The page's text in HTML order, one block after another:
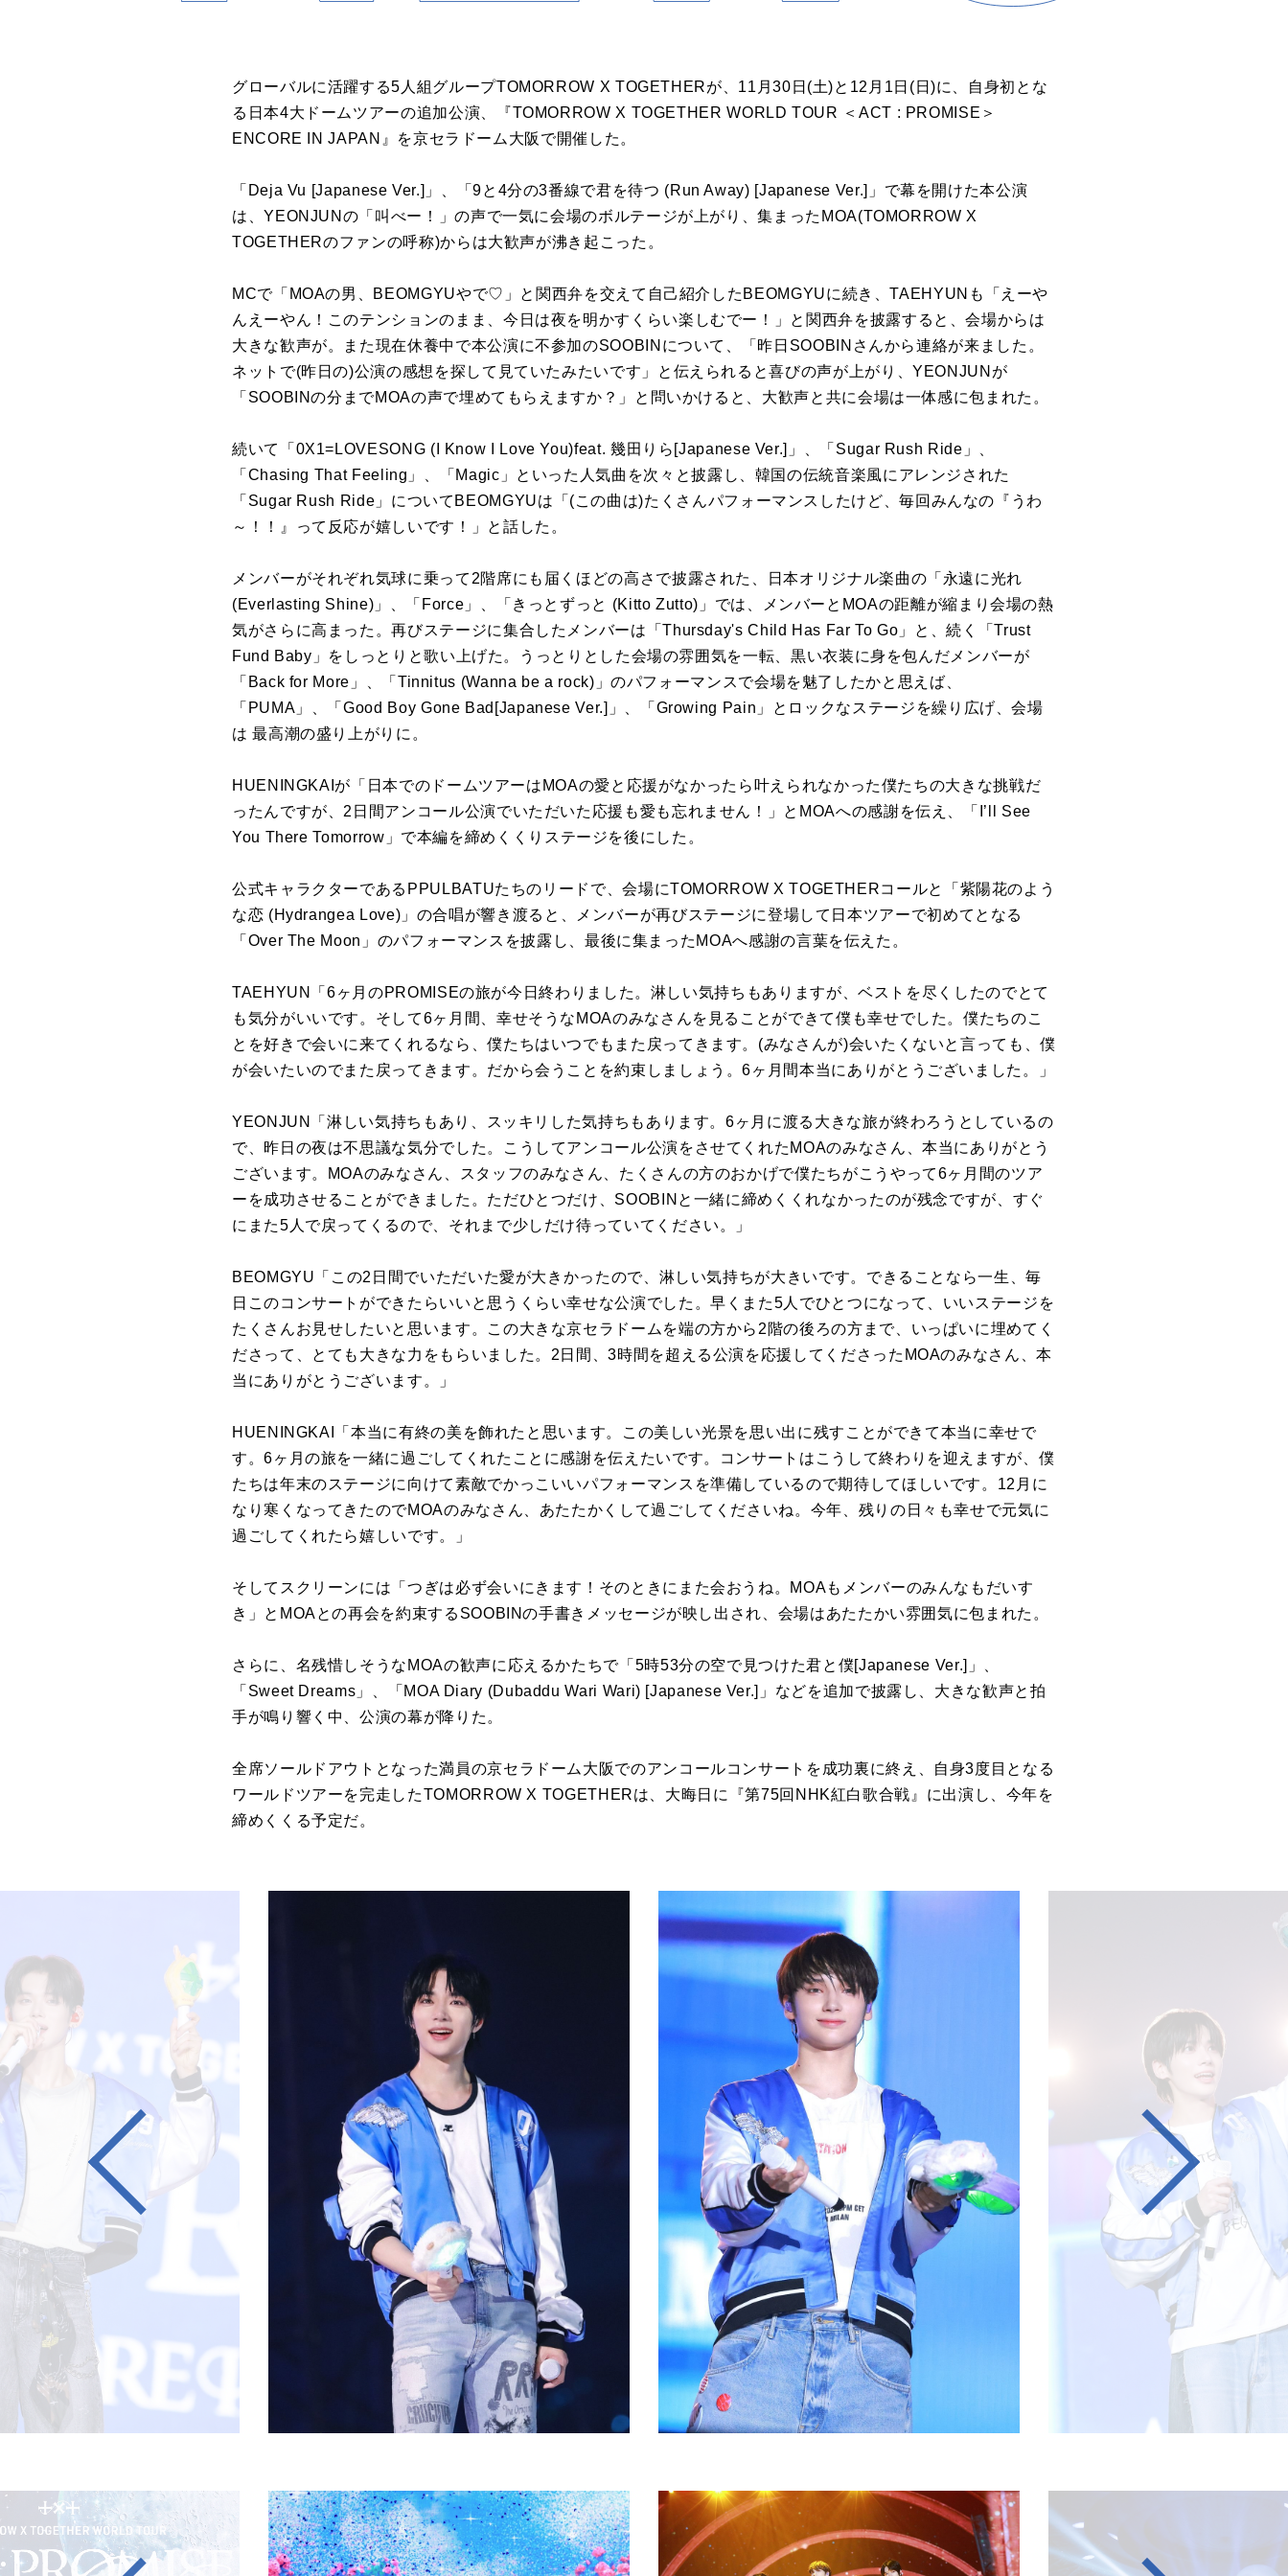
グローバルに活躍する5人組グループTOMORROW X TOGETHERが、11月30日(土)と12月1日(日)に、自身初とな
る日本4大ドームツアーの追加公演、『TOMORROW X TOGETHER WORLD TOUR ＜ACT : PROMISE＞
ENCORE IN JAPAN』を京セラドーム大阪で開催した。
「Deja Vu [Japanese Ver.]」、「9と4分の3番線で君を待つ (Run Away) [Japanese Ver.]」で幕を開けた本公演
は、YEONJUNの「叫べー！」の声で一気に会場のボルテージが上がり、集まったMOA(TOMORROW X
TOGETHERのファンの呼称)からは大歓声が沸き起こった。
MCで「MOAの男、BEOMGYUやで♡」と関西弁を交えて自己紹介したBEOMGYUに続き、TAEHYUNも「えーや
んえーやん！このテンションのまま、今日は夜を明かすくらい楽しむでー！」と関西弁を披露すると、会場からは
大きな歓声が。また現在休養中で本公演に不参加のSOOBINについて、「昨日SOOBINさんから連絡が来ました。
ネットで(昨日の)公演の感想を探して見ていたみたいです」と伝えられると喜びの声が上がり、YEONJUNが
「SOOBINの分までMOAの声で埋めてもらえますか？」と問いかけると、大歓声と共に会場は一体感に包まれた。
続いて「0X1=LOVESONG (I Know I Love You)feat. 幾田りら[Japanese Ver.]」、「Sugar Rush Ride」、
「Chasing That Feeling」、「Magic」といった人気曲を次々と披露し、韓国の伝統音楽風にアレンジされた
「Sugar Rush Ride」についてBEOMGYUは「(この曲は)たくさんパフォーマンスしたけど、毎回みんなの『うわ
～！！』って反応が嬉しいです！」と話した。
メンバーがそれぞれ気球に乗って2階席にも届くほどの高さで披露された、日本オリジナル楽曲の「永遠に光れ
(Everlasting Shine)」、「Force」、「きっとずっと (Kitto Zutto)」では、メンバーとMOAの距離が縮まり会場の熱
気がさらに高まった。再びステージに集合したメンバーは「Thursday's Child Has Far To Go」と、続く「Trust
Fund Baby」をしっとりと歌い上げた。うっとりとした会場の雰囲気を一転、黒い衣装に身を包んだメンバーが
「Back for More」、「Tinnitus (Wanna be a rock)」のパフォーマンスで会場を魅了したかと思えば、
「PUMA」、「Good Boy Gone Bad[Japanese Ver.]」、「Growing Pain」とロックなステージを繰り広げ、会場
は 最高潮の盛り上がりに。
HUENINGKAIが「日本でのドームツアーはMOAの愛と応援がなかったら叶えられなかった僕たちの大きな挑戦だ
ったんですが、2日間アンコール公演でいただいた応援も愛も忘れません！」とMOAへの感謝を伝え、「I’ll See
You There Tomorrow」で本編を締めくくりステージを後にした。
公式キャラクターであるPPULBATUたちのリードで、会場にTOMORROW X TOGETHERコールと「紫陽花のよう
な恋 (Hydrangea Love)」の合唱が響き渡ると、メンバーが再びステージに登場して日本ツアーで初めてとなる
「Over The Moon」のパフォーマンスを披露し、最後に集まったMOAへ感謝の言葉を伝えた。
TAEHYUN「6ヶ月のPROMISEの旅が今日終わりました。淋しい気持ちもありますが、ベストを尽くしたのでとて
も気分がいいです。そして6ヶ月間、幸せそうなMOAのみなさんを見ることができて僕も幸せでした。僕たちのこ
とを好きで会いに来てくれるなら、僕たちはいつでもまた戻ってきます。(みなさんが)会いたくないと言っても、僕
が会いたいのでまた戻ってきます。だから会うことを約束しましょう。6ヶ月間本当にありがとうございました。」
YEONJUN「淋しい気持ちもあり、スッキリした気持ちもあります。6ヶ月に渡る大きな旅が終わろうとしているの
で、昨日の夜は不思議な気分でした。こうしてアンコール公演をさせてくれたMOAのみなさん、本当にありがとう
ございます。MOAのみなさん、スタッフのみなさん、たくさんの方のおかげで僕たちがこうやって6ヶ月間のツア
ーを成功させることができました。ただひとつだけ、SOOBINと一緒に締めくくれなかったのが残念ですが、すぐ
にまた5人で戻ってくるので、それまで少しだけ待っていてください。」
BEOMGYU「この2日間でいただいた愛が大きかったので、淋しい気持ちが大きいです。できることなら一生、毎
日このコンサートができたらいいと思うくらい幸せな公演でした。早くまた5人でひとつになって、いいステージを
たくさんお見せしたいと思います。この大きな京セラドームを端の方から2階の後ろの方まで、いっぱいに埋めてく
ださって、とても大きな力をもらいました。2日間、3時間を超える公演を応援してくださったMOAのみなさん、本
当にありがとうございます。」
HUENINGKAI「本当に有終の美を飾れたと思います。この美しい光景を思い出に残すことができて本当に幸せで
す。6ヶ月の旅を一緒に過ごしてくれたことに感謝を伝えたいです。コンサートはこうして終わりを迎えますが、僕
たちは年末のステージに向けて素敵でかっこいいパフォーマンスを準備しているので期待してほしいです。12月に
なり寒くなってきたのでMOAのみなさん、あたたかくして過ごしてくださいね。今年、残りの日々も幸せで元気に
過ごしてくれたら嬉しいです。」
そしてスクリーンには「つぎは必ず会いにきます！そのときにまた会おうね。MOAもメンバーのみんなもだいす
き」とMOAとの再会を約束するSOOBINの手書きメッセージが映し出され、会場はあたたかい雰囲気に包まれた。
さらに、名残惜しそうなMOAの歓声に応えるかたちで「5時53分の空で見つけた君と僕[Japanese Ver.]」、
「Sweet Dreams」、「MOA Diary (Dubaddu Wari Wari) [Japanese Ver.]」などを追加で披露し、大きな歓声と拍
手が鳴り響く中、公演の幕が降りた。
全席ソールドアウトとなった満員の京セラドーム大阪でのアンコールコンサートを成功裏に終え、自身3度目となる
ワールドツアーを完走したTOMORROW X TOGETHERは、大晦日に『第75回NHK紅白歌合戦』に出演し、今年を
締めくくる予定だ。